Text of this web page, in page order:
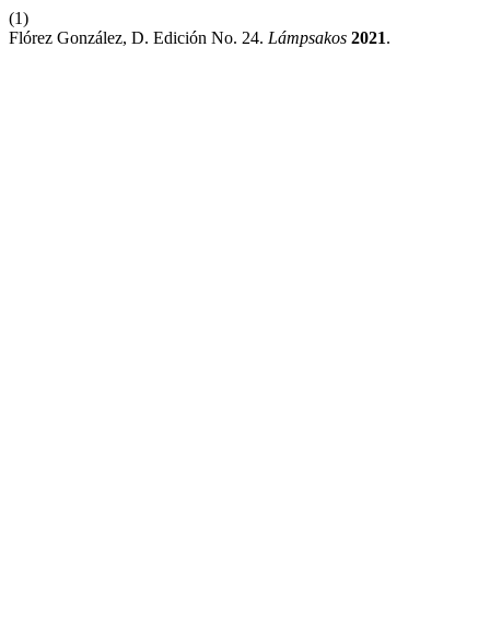
(1)
Flórez González, D. Edición No. 24. Lámpsakos 2021.